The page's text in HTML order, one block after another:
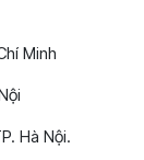
Minh
Hà Nội.